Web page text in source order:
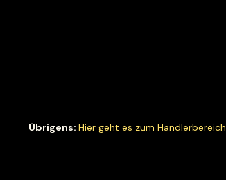
Übrigens: Hier geht es zum Händlerbereich